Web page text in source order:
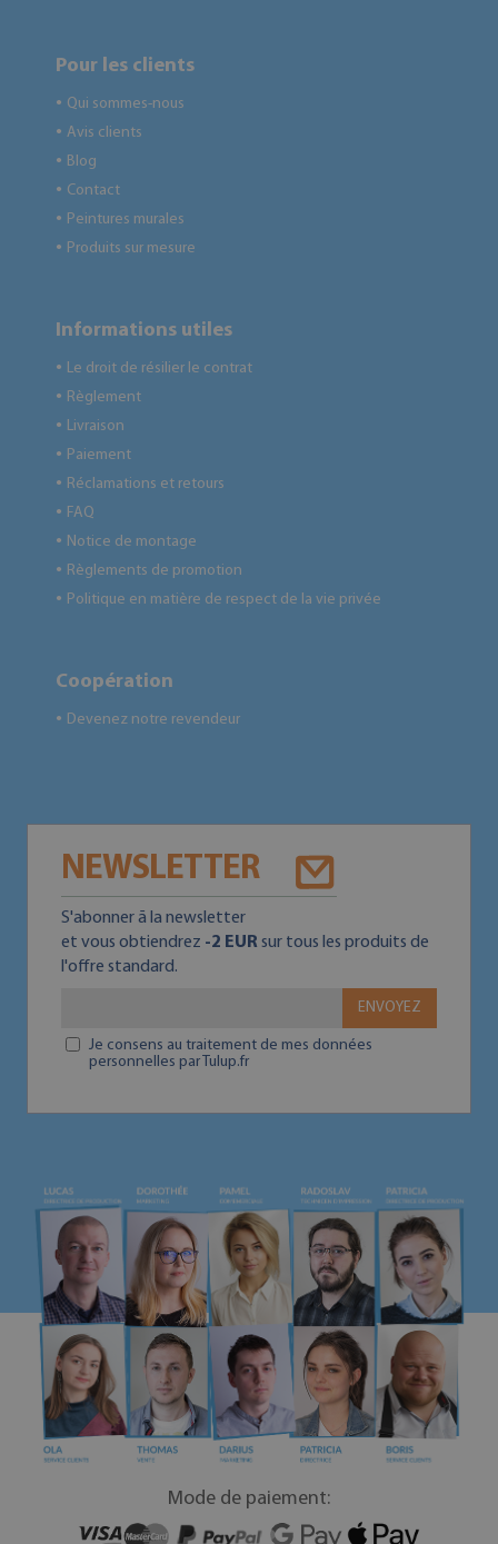
Pour les clients
● Qui sommes-nous
● Avis clients
● Blog
● Contact
● Peintures murales
● Produits sur mesure
Informations utiles
● Le droit de résilier le contrat
● Règlement
● Livraison
● Paiement
● Réclamations et retours
● FAQ
● Notice de montage
● Règlements de promotion
● Politique en matière de respect de la vie privée
Coopération
● Devenez notre revendeur
NEWSLETTER
S'abonner ā la newsletter
et vous obtiendrez -2 EUR sur tous les produits de
l'offre standard.
ENVOYEZ
Je consens au traitement de mes données
personnelles par Tulup.fr
Mode de paiement: